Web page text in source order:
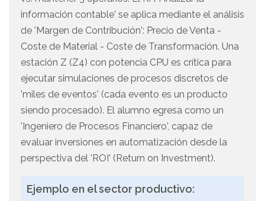
información contable' se aplica mediante el análisis
de 'Margen de Contribución': Precio de Venta -
Coste de Material - Coste de Transformación. Una
estación Z (Z4) con potencia CPU es crítica para
ejecutar simulaciones de procesos discretos de
'miles de eventos' (cada evento es un producto
siendo procesado). El alumno egresa como un
'Ingeniero de Procesos Financiero', capaz de
evaluar inversiones en automatización desde la
perspectiva del 'ROI' (Return on Investment).
Ejemplo en el sector productivo: